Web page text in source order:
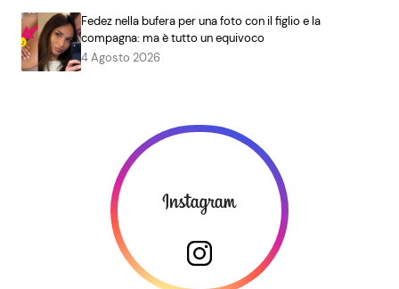
Fedez nella bufera per una foto con il figlio e la
compagna: ma è tutto un equivoco
4 Agosto 2026